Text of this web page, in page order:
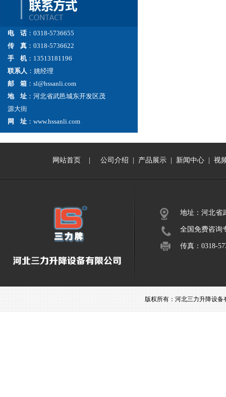
电 话 ：0318-5736655
传 真 ：0318-5736622
手 机：13513181196
联系人 ：姚经理
邮 箱 ：sl@hssanli.com
地 址 ：河北省武邑城东开发区茂
源大街
网 址 ：www.hssanli.com
网站首页 公司介绍 产品展示 新闻中心 视
地址：河北省
全国免费咨询
传真：0318-
版权所有：河北三力升降设